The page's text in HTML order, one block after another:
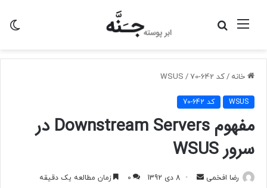
منو
خانه /کد 642-70 /
WSUS
WSUS کد 642-70
مفهوم Downstream Servers در
سرور WSUS
رضا افخمی
ارسال
8 دی 1392 0 زمان مطالعه یک دقیقه